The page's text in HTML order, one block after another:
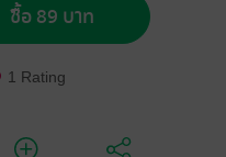
ซื้อ 89 บาท
1 Rating